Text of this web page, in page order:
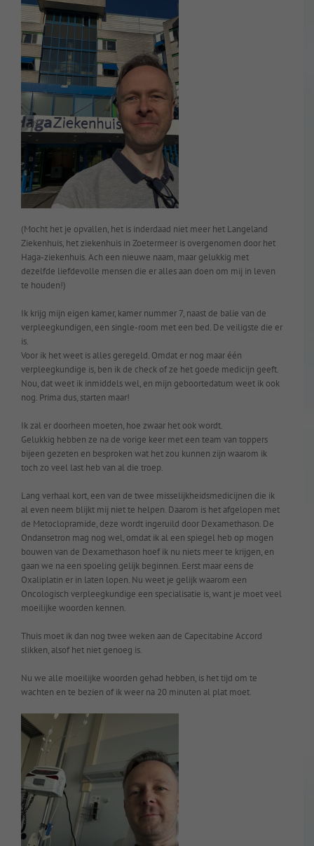
(Mocht het je opvallen, het is inderdaad niet meer het Langeland
Ziekenhuis, het ziekenhuis in Zoetermeer is overgenomen door het
Haga-ziekenhuis. Ach een nieuwe naam, maar gelukkig met
dezelfde liefdevolle mensen die er alles aan doen om mij in leven
te houden!)
Ik krijg mijn eigen kamer, kamer nummer 7, naast de balie van de
verpleegkundigen, een single-room met een bed. De veiligste die er
is.
Voor ik het weet is alles geregeld. Omdat er nog maar één
verpleegkundige is, ben ik de check of ze het goede medicijn geeft.
Nou, dat weet ik inmiddels wel, en mijn geboortedatum weet ik ook
nog. Prima dus, starten maar!
Ik zal er doorheen moeten, hoe zwaar het ook wordt.
Gelukkig hebben ze na de vorige keer met een team van toppers
bijeen gezeten en besproken wat het zou kunnen zijn waarom ik
toch zo veel last heb van al die troep.
Lang verhaal kort, een van de twee misselijkheidsmedicijnen die ik
al even neem blijkt mij niet te helpen. Daarom is het afgelopen met
de Metoclopramide, deze wordt ingeruild door Dexamethason. De
Ondansetron mag nog wel, omdat ik al een spiegel heb op mogen
bouwen van de Dexamethason hoef ik nu niets meer te krijgen, en
gaan we na een spoeling gelijk beginnen. Eerst maar eens de
Oxaliplatin er in laten lopen. Nu weet je gelijk waarom een
Oncologisch verpleegkundige een specialisatie is, want je moet veel
moeilijke woorden kennen.
Thuis moet ik dan nog twee weken aan de Capecitabine Accord
slikken, alsof het niet genoeg is.
Nu we alle moeilijke woorden gehad hebben, is het tijd om te
wachten en te bezien of ik weer na 20 minuten al plat moet.